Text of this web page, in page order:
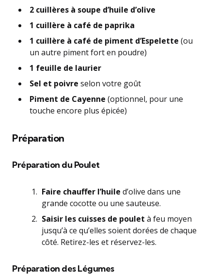
2 cuillères à soupe d’huile d’olive
1 cuillère à café de paprika
1 cuillère à café de piment d’Espelette (ou
un autre piment fort en poudre)
1 feuille de laurier
Sel et poivre selon votre goût
Piment de Cayenne (optionnel, pour une
touche encore plus épicée)
Préparation
Préparation du Poulet
Faire chauffer l’huile d’olive dans une
grande cocotte ou une sauteuse.
Saisir les cuisses de poulet à feu moyen
jusqu’à ce qu’elles soient dorées de chaque
côté. Retirez-les et réservez-les.
Préparation des Légumes